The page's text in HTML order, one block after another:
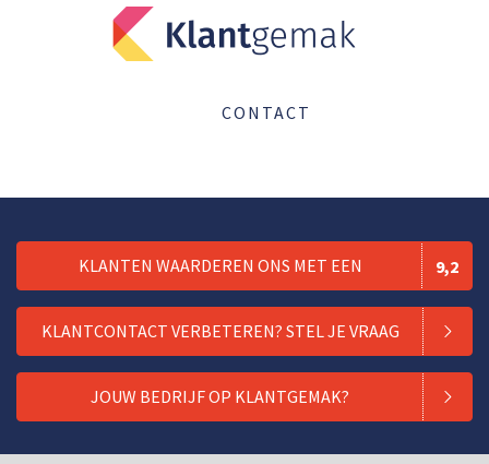
CONTACT
KLANTEN WAARDEREN ONS MET EEN 9,2
KLANTCONTACT VERBETEREN? STEL JE VRAAG
JOUW BEDRIJF OP KLANTGEMAK?